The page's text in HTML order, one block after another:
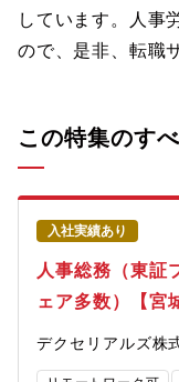
しています。人事
ので、是非、転職
この特集のす
入社実績あり
人事総務（東証
ェア多数）【宮
デクセリアルズ株